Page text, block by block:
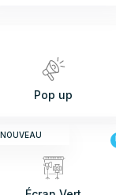
Pop up
NOUVEAU